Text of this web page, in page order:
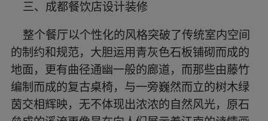
三、成都餐饮店设计装修
整个餐厅以个性化的风格突破了传统室内空间
的制约和规范，大胆运用青灰色石板铺砌而成的
地面，更有曲径通幽一般的廊道，而那些由藤竹
编制而成的复古桌椅，与一旁巍然而立的树木绿
茵交相辉映，无不体现出浓浓的自然风光，原石